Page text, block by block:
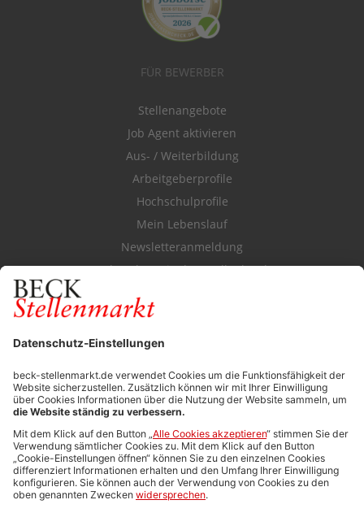
FÜR BEWERBER
Stellenangebote
Job Agent aktivieren
Aus- / Weiterbildung
Arbeitgeberprofile
Hochschulprofile
Mein Lebenslauf
Newsletteranmeldung
Durchsuchen Sie den Stellenkatalog
FÜR ARBEITGEBER
Stellenmarktpreise
Anzeigen-AGB
Media-Daten
Newsletteranmeldung
Produktübersicht
ALLGEMEIN